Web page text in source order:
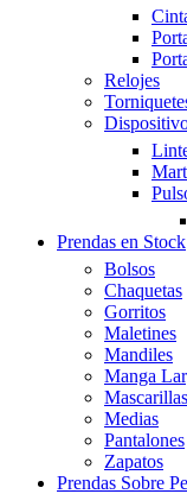
Relojes
Prendas en Stock
Bolsos
Chaquetas
Gorritos
Maletines
Mandiles
Manga
Mascarillas
Medias
Pantalones
Zapatos
Prendas Sobre